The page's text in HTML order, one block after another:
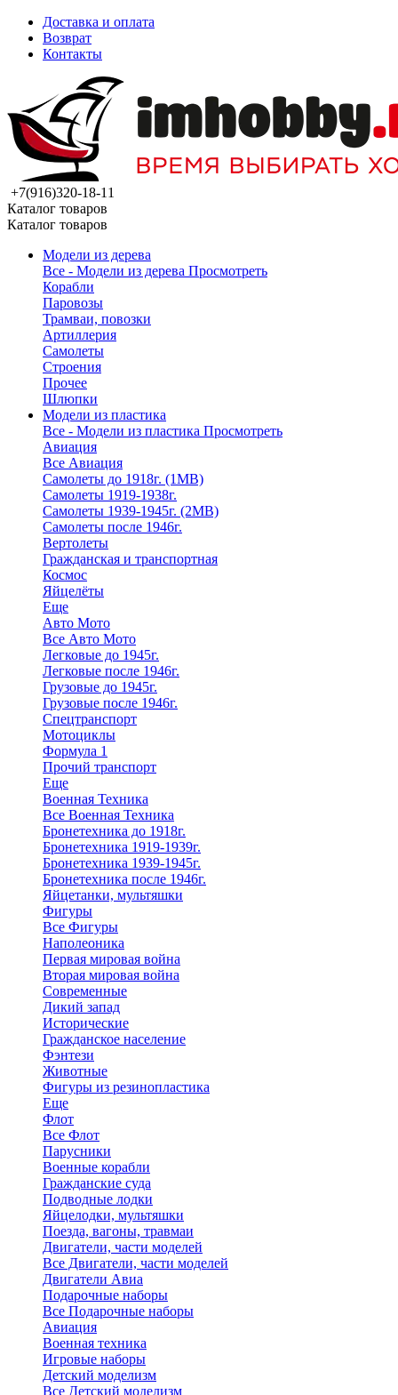
Доставка и оплата
Возврат
Контакты
+7(916)320-18-11
Каталог товаров
Каталог товаров
Модели из дерева
Все - Модели из дерева Просмотреть
Корабли
Паровозы
Трамваи, повозки
Артиллерия
Самолеты
Строения
Прочее
Шлюпки
Модели из пластика
Все - Модели из пластика Просмотреть
Авиация
Все Авиация
Самолеты до 1918г. (1МВ)
Самолеты 1919-1938г.
Самолеты 1939-1945г. (2МВ)
Самолеты после 1946г.
Вертолеты
Гражданская и транспортная
Космос
Яйцелёты
Еще
Авто Мото
Все Авто Мото
Легковые до 1945г.
Легковые после 1946г.
Грузовые до 1945г.
Грузовые после 1946г.
Спецтранспорт
Мотоциклы
Формула 1
Прочий транспорт
Еще
Военная Техника
Все Военная Техника
Бронетехника до 1918г.
Бронетехника 1919-1939г.
Бронетехника 1939-1945г.
Бронетехника после 1946г.
Яйцетанки, мультяшки
Фигуры
Все Фигуры
Наполеоника
Первая мировая война
Вторая мировая война
Современные
Дикий запад
Исторические
Гражданское население
Фэнтези
Животные
Фигуры из резинопластика
Еще
Флот
Все Флот
Парусники
Военные корабли
Гражданские суда
Подводные лодки
Яйцелодки, мультяшки
Поезда, вагоны, травмаи
Двигатели, части моделей
Все Двигатели, части моделей
Двигатели Авиа
Подарочные наборы
Все Подарочные наборы
Авиация
Военная техника
Игровые наборы
Детский моделизм
Все Детский моделизм